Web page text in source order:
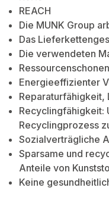
REACH
Die MUNK Group
Das
Die verwendeten
Energieeffizienter
Reparaturfähigkeit,
Recyclingfähigkeit:
Recyclingprozess
Sozialverträgliche
Sparsame und
Anteile von
Keine